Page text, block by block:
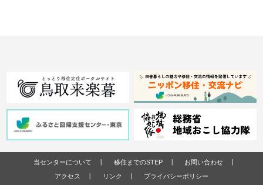
当センターについて 移住までのSTEP
お問い合わせ
アクセス
リンク プライバシーポリシー